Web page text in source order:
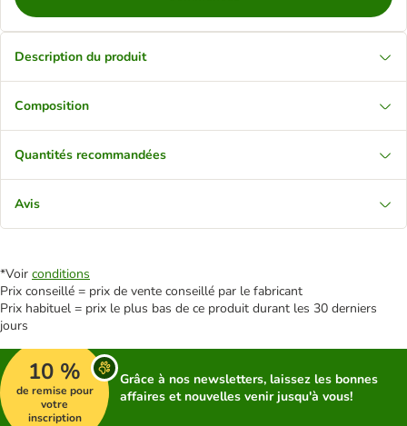
Description du produit
Composition
Quantités recommandées
Avis
*Voir conditions
Prix conseillé = prix de vente conseillé par le fabricant
Prix habituel = prix le plus bas de ce produit durant les 30 derniers
jours
10 %
de remise pour
votre
inscription
Grâce à nos newsletters, laissez les bonnes
affaires et nouvelles venir jusqu'à vous!